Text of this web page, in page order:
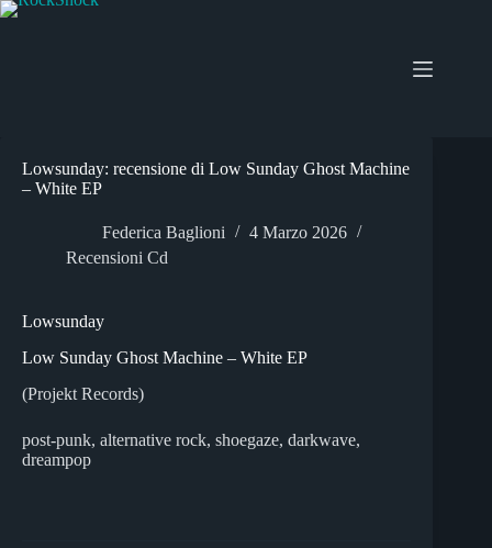
Salta
Lowsunday: recensione di Low Sunday Ghost Machine
– White EP
Federica Baglioni
4 Marzo 2026
Recensioni Cd
Lowsunday
Low Sunday Ghost Machine – White EP
(Projekt Records)
post-punk, alternative rock, shoegaze, darkwave,
dreampop